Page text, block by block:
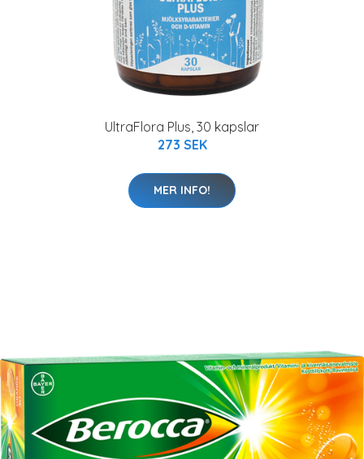
UltraFlora Plus, 30 kapslar
273 SEK
MER INFO!